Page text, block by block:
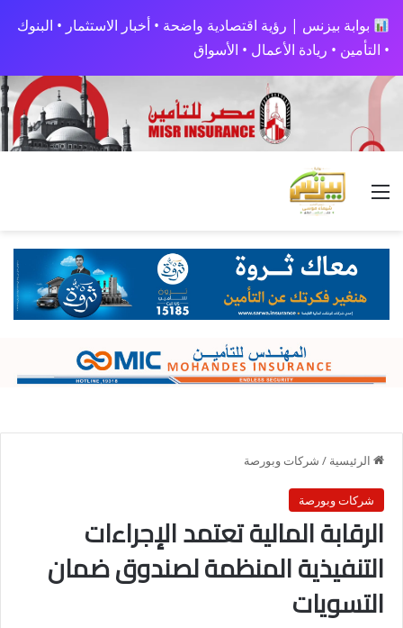
بوابة بيزنس | رؤية اقتصادية واضحة • أخبار الاستثمار • البنوك
• التأمين • ريادة الأعمال • الأسواق
القائمة
الرئيسية / شركات وبورصة
شركات وبورصة
الرقابة المالية تعتمد الإجراءات
التنفيذية المنظمة لصندوق ضمان
التسويات